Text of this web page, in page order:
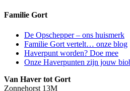
Familie Gort
De Opschepper – ons huismerk
Familie Gort vertelt… onze blog
Haverpunt worden? Doe mee
Onze Haverpunten zijn jouw
Van Haver tot Gort
Zonnehorst 13M